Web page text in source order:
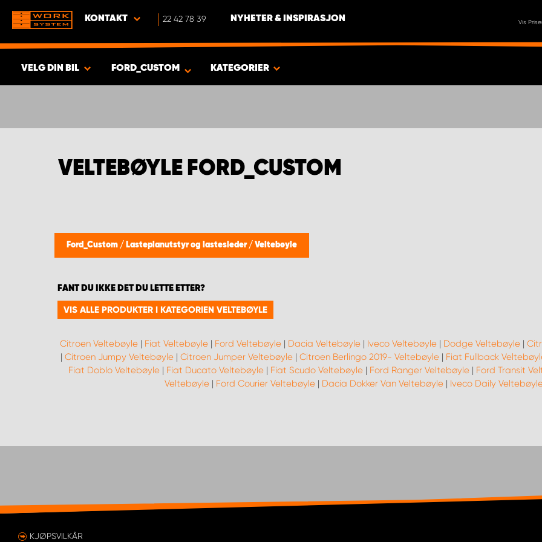
KONTAKT 22 42 78 39 NYHETER & INSPIRASJON Vis
VELG DIN BIL FORD_CUSTOM KATEGORIER
VELTEBØYLE FORD_CUSTOM
Ford_Custom / Lasteplanutstyr og lastesleder / Veltebøyle
FANT DU IKKE DET DU LETTE ETTER?
VIS ALLE PRODUKTER I KATEGORIEN VELTEBØYLE
Citroen Veltebøyle | Fiat Veltebøyle | Ford Veltebøyle | Dacia Veltebøyle | Iveco Veltebøyle | Dodge Veltebøyle |
| Citroen Jumpy Veltebøyle | Citroen Jumper Veltebøyle | Citroen Berlingo 2019- Veltebøyle | Fiat Fullback
Fiat Doblo Veltebøyle| Fiat Ducato Veltebøyle| Fiat Scudo Veltebøyle| Ford Ranger Veltebøyle| Ford Transit
Veltebøyle | Ford Courier Veltebøyle | Dacia Dokker Van Veltebøyle | Iveco Daily
KJØPSVILKÅR